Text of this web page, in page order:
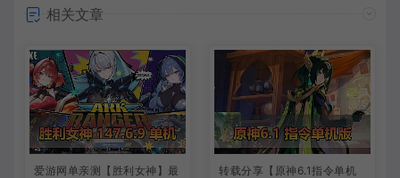
相关文章
爱游网单亲测【胜利女神】最
转载分享【原神6.1指令单机